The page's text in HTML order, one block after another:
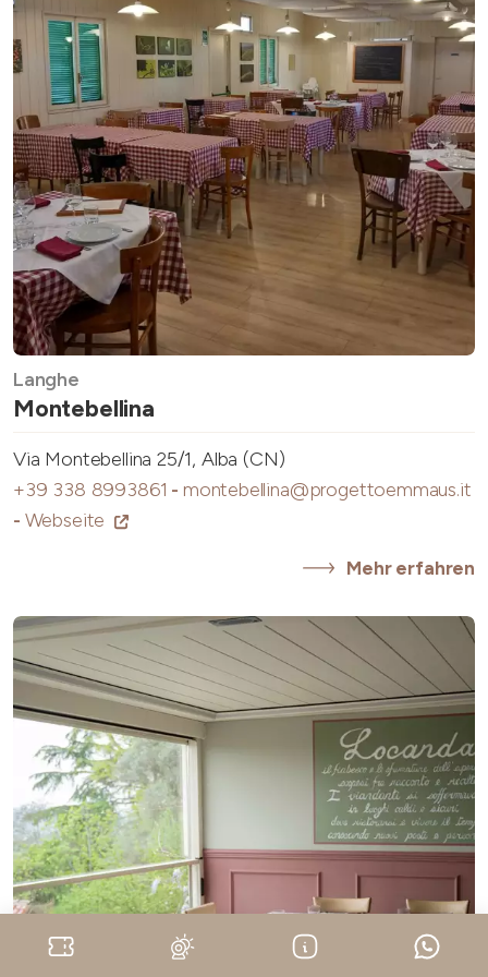
Langhe
Montebellina
Via Montebellina 25/1, Alba (CN)
+39 338 8993861 - montebellina@progettoemmaus.it
- Webseite
Mehr erfahren